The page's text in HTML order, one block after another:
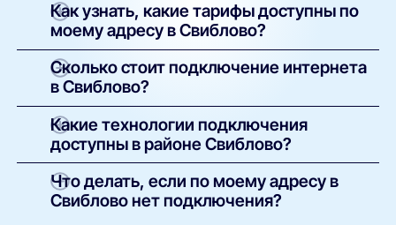
Как узнать, какие тарифы доступны по
моему адресу в Свиблово?
Просто введите точный адрес (улицу и номер
дома) в поиске на нашем сайте. Система
покажет полный список доступных интернет-
провайдеров и тарифов с указанием скорости,
стоимости, наличия ТВ и условий подключения.
Сколько стоит подключение интернета
в Свиблово?
У большинства операторов базовое
подключение проводится бесплатно.
Оплачивается только выбранный тариф и, при
необходимости, аренда или покупка
оборудования. Точные условия указаны в
карточке каждого предложения.
Какие технологии подключения
доступны в районе Свиблово?
В зависимости от здания и инфраструктуры
провайдеров могут быть доступны:
оптоволоконный интернет (FTTH/GPON);
Что делать, если по моему адресу в
Свиблово нет подключения?